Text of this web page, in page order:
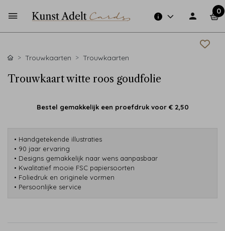
0
Trouwkaarten Trouwkaarten
Trouwkaart witte roos goudfolie
Bestel gemakkelijk een proefdruk voor € 2,50
• Handgetekende illustraties
• 90 jaar ervaring
• Designs gemakkelijk naar wens aanpasbaar
• Kwalitatief mooie FSC papiersoorten
• Foliedruk en originele vormen
• Persoonlijke service